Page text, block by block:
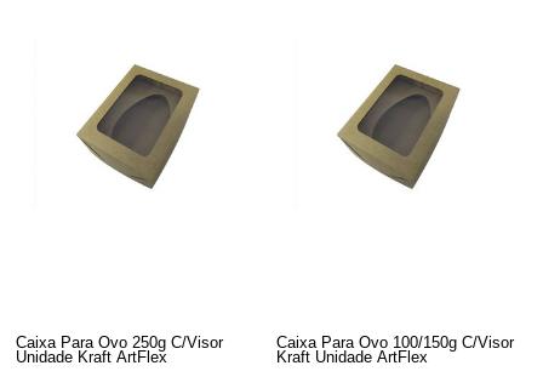
Caixa Para Ovo 250g C/Visor
Unidade Kraft ArtFlex
Caixa Para Ovo 100/150g C/Visor
Kraft Unidade ArtFlex